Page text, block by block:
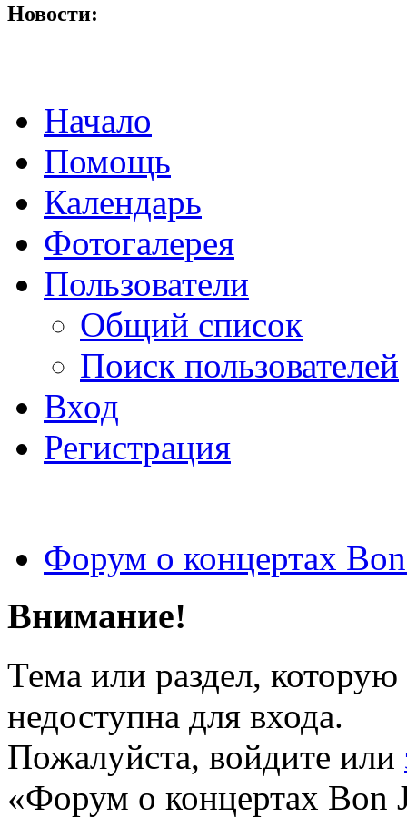
Новости:
Начало
Помощь
Календарь
Фотогалерея
Пользователи
Общий список
Поиск пользователей
Вход
Регистрация
Форум о концертах
Внимание!
Тема или раздел,
недоступна для входа.
Пожалуйста, войдите или
«Форум о концертах Bon